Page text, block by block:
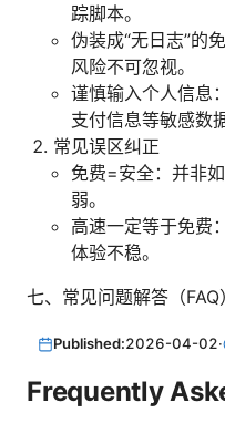
踪脚本。
伪装成“无日志”的
风险不可忽视。
谨慎输入个人信息
支付信息等敏感数据
常见误区纠正
免费=安全：并非
弱。
高速一定等于免费
体验不稳。
七、常见问题解答（FAQ）
Published:2026-04-02·
Frequently